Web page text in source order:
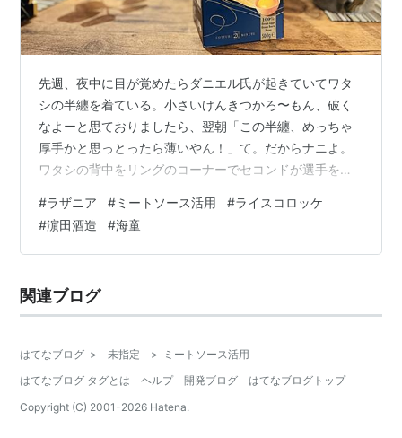
先週、夜中に目が覚めたらダニエル氏が起きていてワタ
シの半纏を着ている。小さいけんきつかろ〜もん、破く
なよーと思ておりましたら、翌朝「この半纏、めっちゃ
厚手かと思っとったら薄いやん！」て。だからナニよ。
ワタシの背中をリングのコーナーでセコンドが選手をパ
全部肉やった」って。わし、格闘技選手か！ パンパンす
な！ そんな失敬なダニエル氏のご飯ですヨ。（パンの記
事はちょいお待ちくださいまし。）まだ食欲が今ひとつ
日々。でも冷蔵庫ストックのミートソースをそろそろ使
わねば、という事で映画を見に行ったモールのカル…
#ラザニア #ミートソース活用 #ライスコロッケ
#濵田酒造 #海童
関連ブログ
はてなブログ > 未指定 >
ミートソース活用
はてなブログ タグとは
ヘルプ 開発ブログ
はてなブログトップ
Copyright (C) 2001-2026 Hatena.